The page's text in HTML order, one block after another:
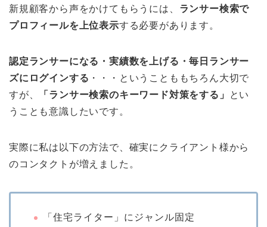
新規顧客から声をかけてもらうには、 ランサー検索で
プロフィールを上位表示する必要があります。
認定ランサーになる・実績数を上げる・毎日ランサー
ズにログインする ・・・ということももちろん大切で
すが、
「ランサー検索のキーワード対策をする」
とい
うことも意識したいです。
実際に私は以下の方法で、確実にクライアント様から
のコンタクトが増えました。
「住宅ライター」にジャンル固定